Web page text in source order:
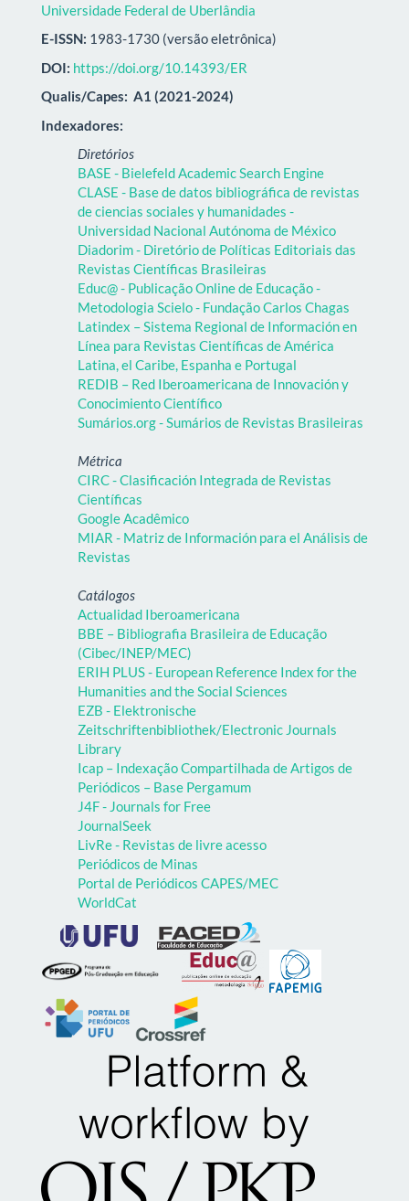
Universidade Federal de Uberlândia
E-ISSN: 1983-1730 (versão eletrônica)
DOI: https://doi.org/10.14393/ER
Qualis/Capes: A1 (2021-2024)
Indexadores:
Diretórios
BASE - Bielefeld Academic Search Engine
CLASE - Base de datos bibliográfica de revistas
de ciencias sociales y humanidades -
Universidad Nacional Autónoma de México
Diadorim - Diretório de Políticas Editoriais das
Revistas Científicas Brasileiras
Educ@ - Publicação Online de Educação -
Metodologia Scielo - Fundação Carlos Chagas
Latindex – Sistema Regional de Información en
Línea para Revistas Científicas de América
Latina, el Caribe, Espanha e Portugal
REDIB – Red Iberoamericana de Innovación y
Conocimiento Científico
Sumários.org - Sumários de Revistas Brasileiras
Métrica
CIRC - Clasificación Integrada de Revistas
Científicas
Google Acadêmico
MIAR - Matriz de Información para el Análisis de
Revistas
Catálogos
Actualidad Iberoamericana
BBE – Bibliografia Brasileira de Educação
(Cibec/INEP/MEC)
ERIH PLUS - European Reference Index for the
Humanities and the Social Sciences
EZB - Elektronische
Zeitschriftenbibliothek/Electronic Journals
Library
Icap – Indexação Compartilhada de Artigos de
Periódicos – Base Pergamum
J4F - Journals for Free
JournalSeek
LivRe - Revistas de livre acesso
Periódicos de Minas
Portal de Periódicos CAPES/MEC
WorldCat